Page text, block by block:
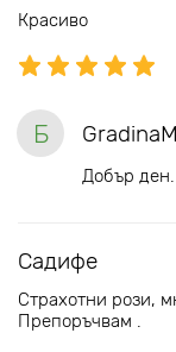
Красиво
Б
Добър ден.
Садифе
Страхотни рози,
Препоръчвам .